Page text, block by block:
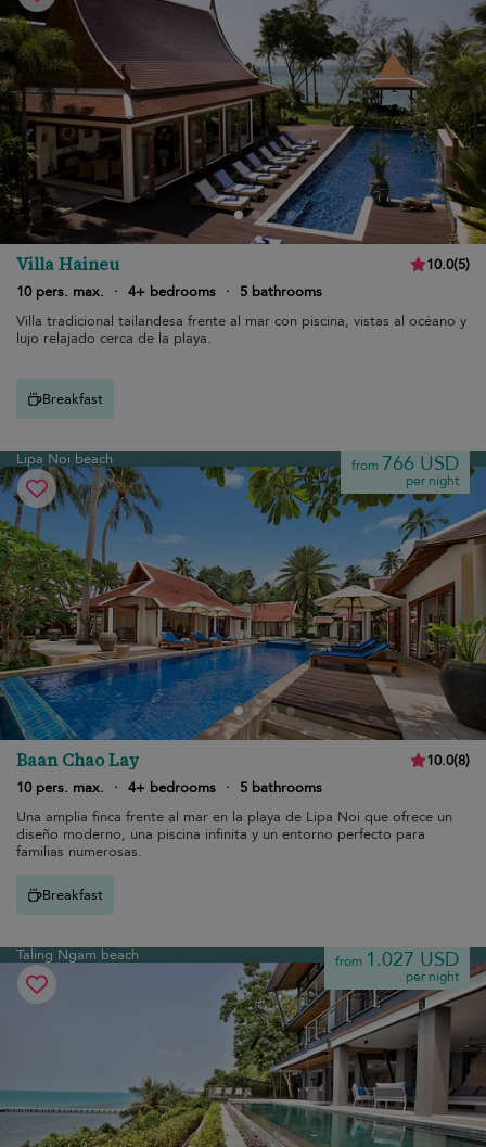
Villa Haineu 10.0(5)
10 pers. max.
· 4+ bedrooms ·
5 bathrooms
Villa tradicional tailandesa frente al mar con piscina, vistas al océano y
lujo relajado cerca de la playa.
Breakfast
Lipa Noi beach from 766 USD
per night
Baan Chao Lay 10.0(8)
10 pers. max.
· 4+ bedrooms ·
5 bathrooms
Una amplia finca frente al mar en la playa de Lipa Noi que ofrece un
diseño moderno, una piscina infinita y un entorno perfecto para
familias numerosas.
Breakfast
Taling Ngam beach from 1.027 USD
per night